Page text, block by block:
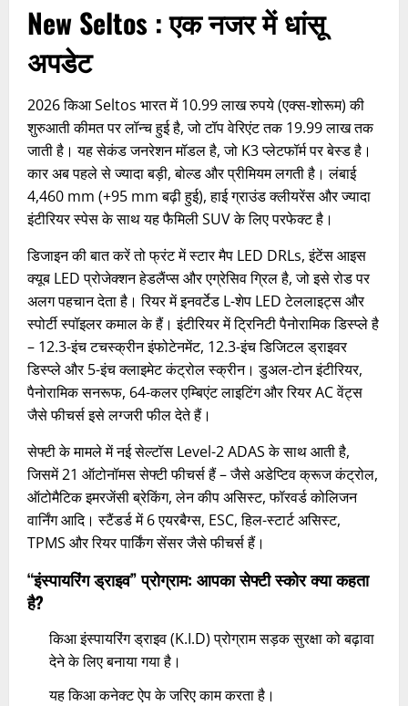
New Seltos : एक नजर में धांसू
अपडेट
2026 किआ Seltos भारत में 10.99 लाख रुपये (एक्स-शोरूम) की
शुरुआती कीमत पर लॉन्च हुई है, जो टॉप वेरिएंट तक 19.99 लाख तक
जाती है। यह सेकंड जनरेशन मॉडल है, जो K3 प्लेटफॉर्म पर बेस्ड है।
कार अब पहले से ज्यादा बड़ी, बोल्ड और प्रीमियम लगती है। लंबाई
4,460 mm (+95 mm बढ़ी हुई), हाई ग्राउंड क्लीयरेंस और ज्यादा
इंटीरियर स्पेस के साथ यह फैमिली SUV के लिए परफेक्ट है।
डिजाइन की बात करें तो फ्रंट में स्टार मैप LED DRLs, इंटेंस आइस
क्यूब LED प्रोजेक्शन हेडलैंप्स और एग्रेसिव ग्रिल है, जो इसे रोड पर
अलग पहचान देता है। रियर में इनवर्टेड L-शेप LED टेललाइट्स और
स्पोर्टी स्पॉइलर कमाल के हैं। इंटीरियर में ट्रिनिटी पैनोरामिक डिस्प्ले है
– 12.3-इंच टचस्क्रीन इंफोटेनमेंट, 12.3-इंच डिजिटल ड्राइवर
डिस्प्ले और 5-इंच क्लाइमेट कंट्रोल स्क्रीन। डुअल-टोन इंटीरियर,
पैनोरामिक सनरूफ, 64-कलर एम्बिएंट लाइटिंग और रियर AC वेंट्स
जैसे फीचर्स इसे लग्जरी फील देते हैं।
सेफ्टी के मामले में नई सेल्टॉस Level-2 ADAS के साथ आती है,
जिसमें 21 ऑटोनॉमस सेफ्टी फीचर्स हैं – जैसे अडेप्टिव क्रूज कंट्रोल,
ऑटोमैटिक इमरजेंसी ब्रेकिंग, लेन कीप असिस्ट, फॉरवर्ड कोलिजन
वार्निंग आदि। स्टैंडर्ड में 6 एयरबैग्स, ESC, हिल-स्टार्ट असिस्ट,
TPMS और रियर पार्किंग सेंसर जैसे फीचर्स हैं।
“इंस्पायरिंग ड्राइव” प्रोग्राम: आपका सेफ्टी स्कोर क्या कहता
है?
किआ इंस्पायरिंग ड्राइव (K.I.D) प्रोग्राम सड़क सुरक्षा को बढ़ावा
देने के लिए बनाया गया है।
यह किआ कनेक्ट ऐप के जरिए काम करता है।